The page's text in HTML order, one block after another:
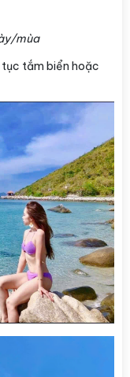
mùa
tắm biển hoặc